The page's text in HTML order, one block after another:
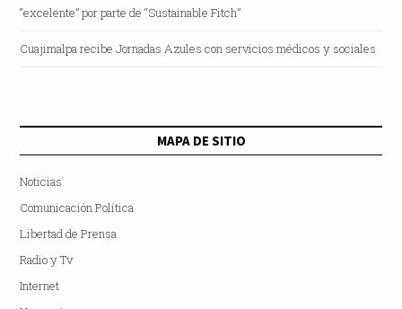
“excelente” por parte de “Sustainable Fitch”
Cuajimalpa recibe Jornadas Azules con servicios médicos y sociales
MAPA DE SITIO
Noticias
Comunicación Política
Libertad de Prensa
Radio y Tv
Internet